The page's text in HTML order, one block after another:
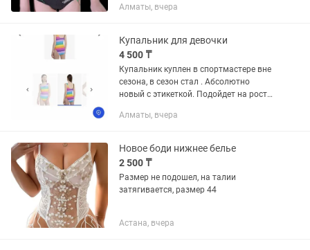
Алматы, вчера
Купальник для девочки
4 500 ₸
Купальник куплен в спортмастере вне
сезона, в сезон стал . Абсолютно
новый с этикеткой. Подойдет на рост
Алматы, вчера
Новое боди нижнее белье
2 500 ₸
Размер не подошел, на талии
затягивается, размер 44
Астана, вчера